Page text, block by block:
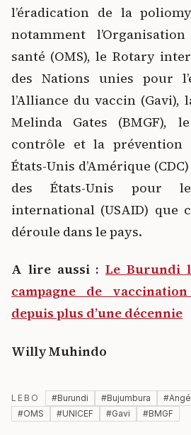
l’éradication de la
notamment
santé (OMS), le Rotary
des Nations unies pour
l’Alliance du vaccin (Gavi),
Melinda Gates (BMGF),
contrôle et la prévention
États-Unis d’Amérique
des États-Unis pour le
international (USAID) que
déroule dans le pays.
A lire aussi : Le Burundi
campagne de
depuis plus d’une décennie
Willy Muhindo
LEBO #Burundi #Bujumbura #
#OMS #UNICEF #Gavi #BMGF